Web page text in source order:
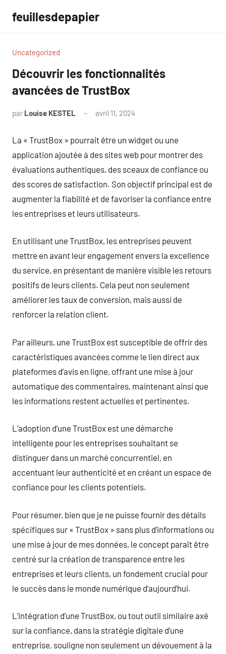
contenu
feuillesdepapier
Uncategorized
Découvrir les fonctionnalités
avancées de TrustBox
par Louise KESTEL avril 11, 2024
La « TrustBox » pourrait être un widget ou une
application ajoutée à des sites web pour montrer des
évaluations authentiques, des sceaux de confiance ou
des scores de satisfaction. Son objectif principal est de
augmenter la fiabilité et de favoriser la confiance entre
les entreprises et leurs utilisateurs.
En utilisant une TrustBox, les entreprises peuvent
mettre en avant leur engagement envers la excellence
du service, en présentant de manière visible les retours
positifs de leurs clients. Cela peut non seulement
améliorer les taux de conversion, mais aussi de
renforcer la relation client.
Par ailleurs, une TrustBox est susceptible de offrir des
caractéristiques avancées comme le lien direct aux
plateformes d’avis en ligne, offrant une mise à jour
automatique des commentaires, maintenant ainsi que
les informations restent actuelles et pertinentes.
L’adoption d’une TrustBox est une démarche
intelligente pour les entreprises souhaitant se
distinguer dans un marché concurrentiel, en
accentuant leur authenticité et en créant un espace de
confiance pour les clients potentiels.
Pour résumer, bien que je ne puisse fournir des détails
spécifiques sur « TrustBox » sans plus d’informations ou
une mise à jour de mes données, le concept paraît être
centré sur la création de transparence entre les
entreprises et leurs clients, un fondement crucial pour
le succès dans le monde numérique d’aujourd’hui.
L’intégration d’une TrustBox, ou tout outil similaire axé
sur la confiance, dans la stratégie digitale d’une
entreprise, souligne non seulement un dévouement à la